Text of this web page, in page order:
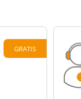
GRATIS